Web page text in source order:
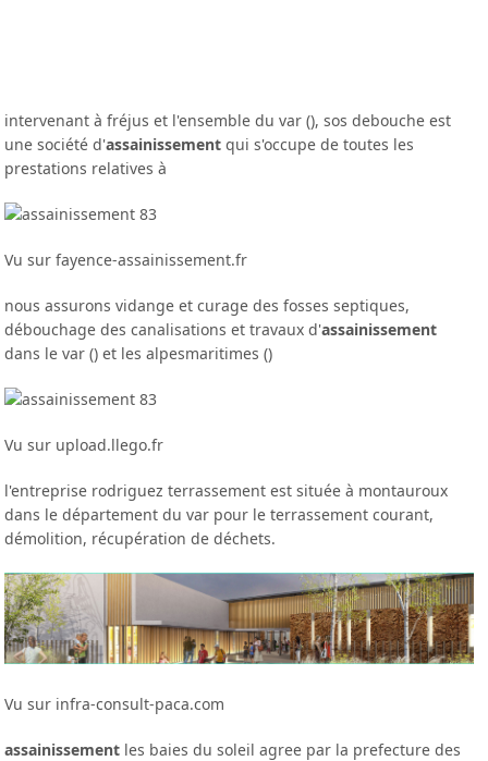
intervenant à fréjus et l'ensemble du var (), sos debouche est
une société d'assainissement qui s'occupe de toutes les
prestations relatives à
Vu sur fayence-assainissement.fr
nous assurons vidange et curage des fosses septiques,
débouchage des canalisations et travaux d'assainissement
dans le var () et les alpesmaritimes ()
Vu sur upload.llego.fr
l'entreprise rodriguez terrassement est située à montauroux
dans le département du var pour le terrassement courant,
démolition, récupération de déchets.
Vu sur infra-consult-paca.com
assainissement les baies du soleil agree par la prefecture des